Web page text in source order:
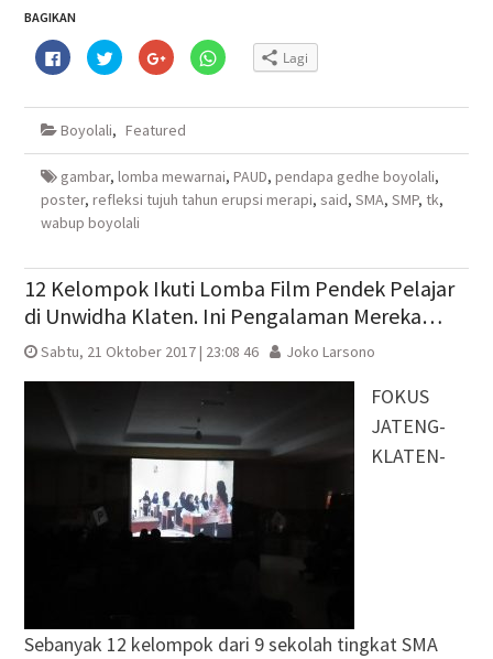
BAGIKAN
Klik
untuk
membagikan
Facebook(Membuka
jendela
baru)
Klik
untuk
berbagi
Twitter(Membuka
jendela
baru)
Klik
untuk
berbagi
Google+
di
yang
baru)
Klik
untuk
WhatsApp(Membuka
baru)
Lagi
Boyolali, Featured
gambar, lomba mewarnai, PAUD, pendapa gedhe boyolali,
poster, refleksi tujuh tahun erupsi merapi, said, SMA, SMP, tk,
wabup boyolali
12 Kelompok Ikuti Lomba Film Pendek Pelajar
di Unwidha Klaten. Ini Pengalaman Mereka…
Sabtu, 21 Oktober 2017 | 23:08 46 Joko Larsono
FOKUS
JATENG-
KLATEN-
Sebanyak 12 kelompok dari 9 sekolah tingkat SMA